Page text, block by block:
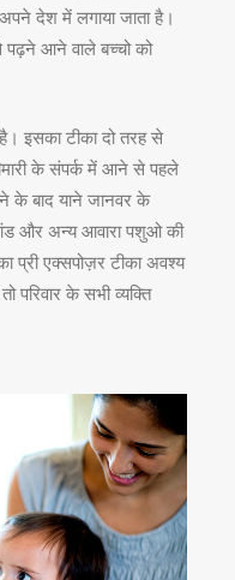
अपने देश में लगाया जाता है।
पढ़ने आने वाले बच्चो को
इसका टीका दो तरह से
के संपर्क में आने से पहले
के बाद याने जानवर के
और अन्य आवारा पशुओ की
प्री एक्सपोज़र टीका अवश्य
परिवार के सभी व्यक्ति